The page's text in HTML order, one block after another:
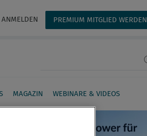
ANMELDEN PREMIUM MITGLIED WERDEN
MAGAZIN WEBINARE & VIDEOS